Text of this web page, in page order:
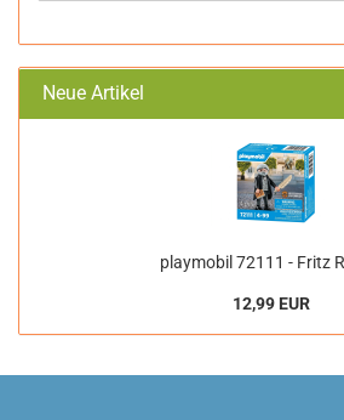
Neue Artikel
playmobil 72111 - Fritz
12,99 EUR